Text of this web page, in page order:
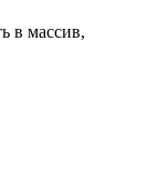
в массив,